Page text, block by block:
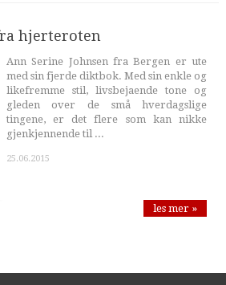
hjerteroten
Ann Serine Johnsen fra Bergen er ute
med sin fjerde diktbok. Med sin enkle og
likefremme stil, livsbejaende tone og
gleden over de små hverdagslige
tingene, er det flere som kan nikke
gjenkjennende til ...
25.06.2015
les mer »